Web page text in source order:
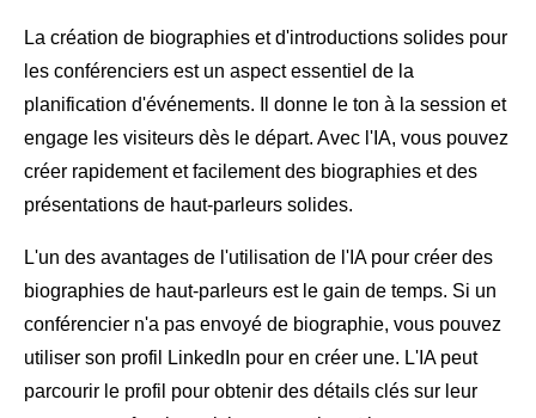
La création de biographies et d'introductions solides pour
les conférenciers est un aspect essentiel de la
planification d'événements. Il donne le ton à la session et
engage les visiteurs dès le départ. Avec l'IA, vous pouvez
créer rapidement et facilement des biographies et des
présentations de haut-parleurs solides.
L'un des avantages de l'utilisation de l'IA pour créer des
biographies de haut-parleurs est le gain de temps. Si un
conférencier n'a pas envoyé de biographie, vous pouvez
utiliser son profil LinkedIn pour en créer une. L'IA peut
parcourir le profil pour obtenir des détails clés sur leur